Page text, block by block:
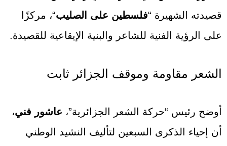
قصيدته الشهيرة “فلسطين على الصليب“، مركزًا
على الرؤية الفنية للشاعر والبنية الإيقاعية للقصيدة.
الشعر مقاومة وموقف الجزائر ثابت
أوضح رئيس “حركة الشعر الجزائرية”، عاشور فني،
أن إحياء الذكرى السبعين لتأليف النشيد الوطني